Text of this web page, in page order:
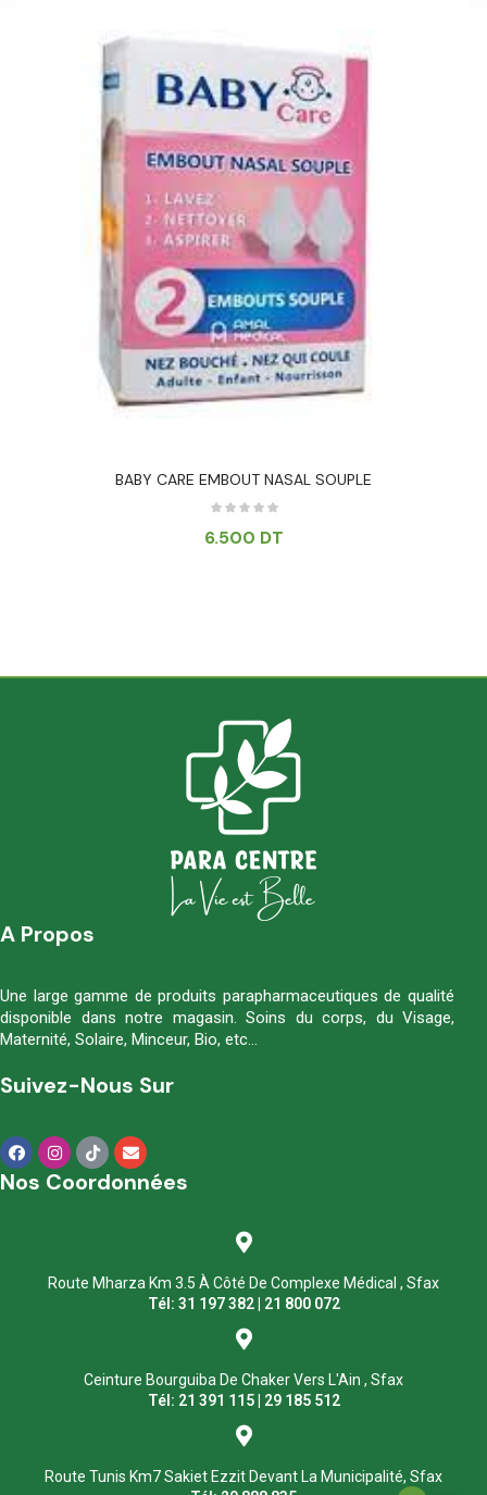
BABY CARE EMBOUT NASAL SOUPLE
6.500 DT
A Propos
Une large gamme de produits parapharmaceutiques de qualité
disponible dans notre magasin. Soins du corps, du Visage,
Maternité, Solaire, Minceur, Bio, etc…
Suivez-Nous Sur
Nos Coordonnées
Route Mharza Km 3.5 À Côté De Complexe Médical , Sfax
Tél: 31 197 382 | 21 800 072
Ceinture Bourguiba De Chaker Vers L'Ain , Sfax
Tél: 21 391 115 | 29 185 512
Route Tunis Km7 Sakiet Ezzit Devant La Municipalité, Sfax